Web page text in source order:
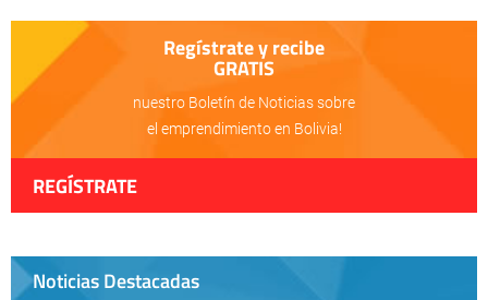
Regístrate y recibe
GRATIS
nuestro Boletín de Noticias sobre
el emprendimiento en Bolivia!
REGÍSTRATE
Noticias Destacadas